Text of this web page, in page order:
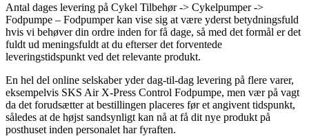
Antal dages levering på Cykel Tilbehør -> Cykelpumper ->
Fodpumpe – Fodpumper kan vise sig at være yderst betydningsfuld
hvis vi behøver din ordre inden for få dage, så med det formål er det
fuldt ud meningsfuldt at du efterser det forventede
leveringstidspunkt ved det relevante produkt.
En hel del online selskaber yder dag-til-dag levering på flere varer,
eksempelvis SKS Air X-Press Control Fodpumpe, men vær på vagt
da det forudsætter at bestillingen placeres før et angivent tidspunkt,
således at de højst sandsynligt kan nå at få dit nye produkt på
posthuset inden personalet har fyraften.